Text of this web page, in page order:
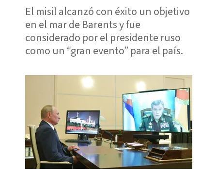
El misil alcanzó con éxito un objetivo
en el mar de Barents y fue
considerado por el presidente ruso
como un “gran evento” para el país.